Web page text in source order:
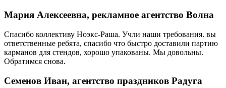
Мария Алексеевна, рекламное агентство Волна
Спасибо коллективу Ноэкс-Раша. Учли наши требования. вы
ответственные ребята, спасибо что быстро доставили партию
карманов для стендов, хорошо упакованы. Мы довольны.
Обратимся снова.
Семенов Иван, агентство праздников Радуга